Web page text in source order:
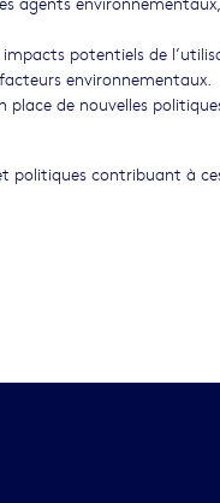
potentiels de
environnementaux.
place de nouvelles
politiques contribuant à